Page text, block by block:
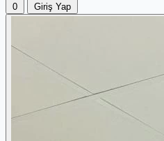
0 Giriş Yap